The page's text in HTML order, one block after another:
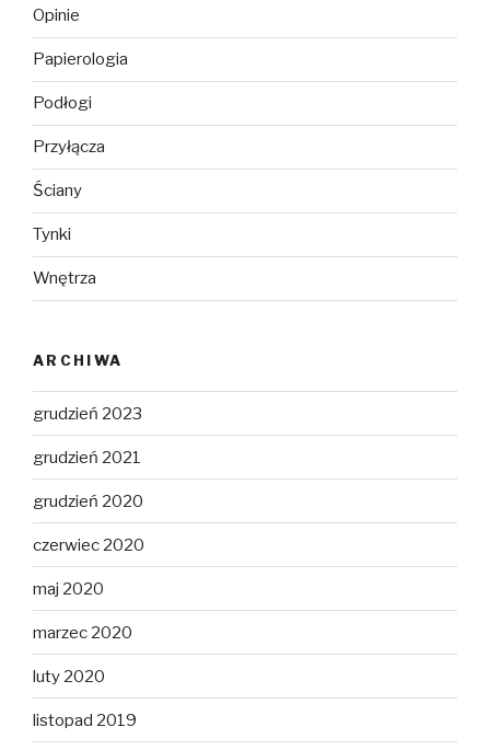
Opinie
Papierologia
Podłogi
Przyłącza
Ściany
Tynki
Wnętrza
ARCHIWA
grudzień 2023
grudzień 2021
grudzień 2020
czerwiec 2020
maj 2020
marzec 2020
luty 2020
listopad 2019